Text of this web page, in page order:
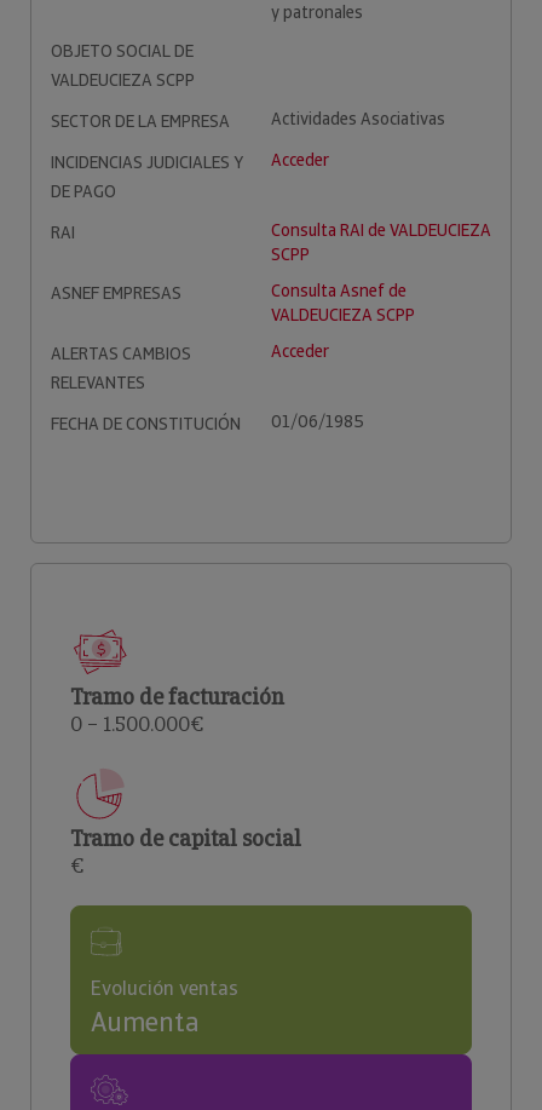
y patronales
OBJETO SOCIAL DE
VALDEUCIEZA SCPP
SECTOR DE LA EMPRESA
Actividades Asociativas
INCIDENCIAS JUDICIALES Y
DE PAGO
Acceder
RAI
Consulta RAI de VALDEUCIEZA
SCPP
ASNEF EMPRESAS
Consulta Asnef de
VALDEUCIEZA SCPP
ALERTAS CAMBIOS
RELEVANTES
Acceder
FECHA DE CONSTITUCIÓN 01/06/1985
Tramo de facturación
0 – 1.500.000€
Tramo de capital social
€
Evolución ventas
Aumenta